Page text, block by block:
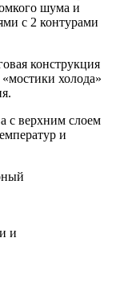
шума и
с 2 контурами
конструкция
холода»
с верхним слоем
и
и